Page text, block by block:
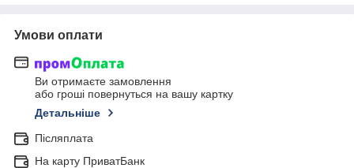
Умови оплати
Ви отримаєте замовлення
або гроші повернуться на вашу картку
Детальніше
Післяплата
На карту ПриватБанк